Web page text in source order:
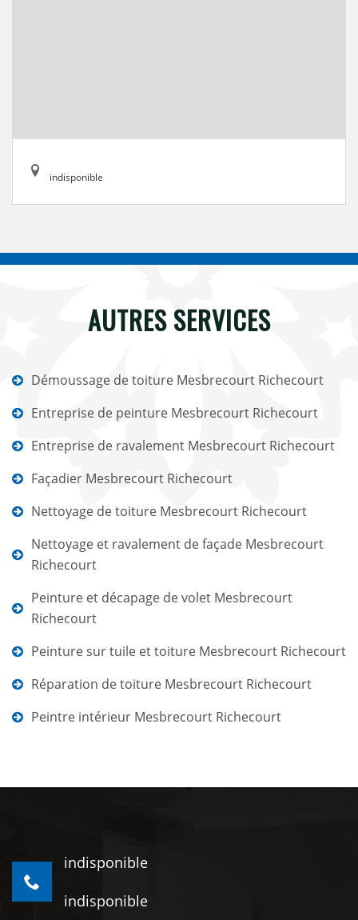
indisponible
AUTRES SERVICES
Démoussage de toiture Mesbrecourt Richecourt
Entreprise de peinture Mesbrecourt Richecourt
Entreprise de ravalement Mesbrecourt Richecourt
Façadier Mesbrecourt Richecourt
Nettoyage de toiture Mesbrecourt Richecourt
Nettoyage et ravalement de façade Mesbrecourt
Richecourt
Peinture et décapage de volet Mesbrecourt
Richecourt
Peinture sur tuile et toiture Mesbrecourt Richecourt
Réparation de toiture Mesbrecourt Richecourt
Peintre intérieur Mesbrecourt Richecourt
indisponible
indisponible